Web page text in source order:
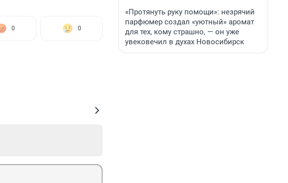
0 0
«Протянуть руку помощи»: незрячий
парфюмер создал «уютный» аромат
для тех, кому страшно, — он уже
увековечил в духах Новосибирск